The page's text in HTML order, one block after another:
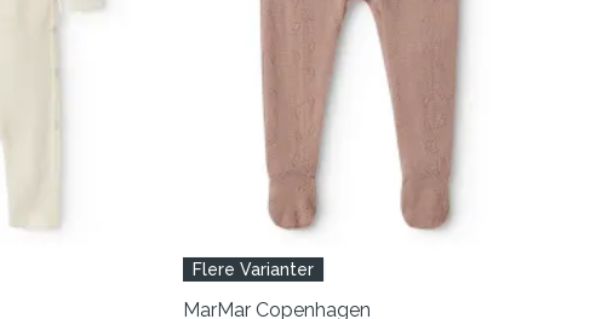
Flere Varianter
MarMar Copenhagen